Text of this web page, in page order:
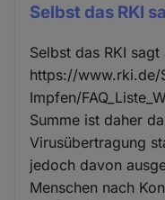
Selbst das RKI
Selbst das RKI sagt
https://www.rki.de/
Impfen/
Summe ist daher
Virusübertragung
jedoch davon
Menschen nach